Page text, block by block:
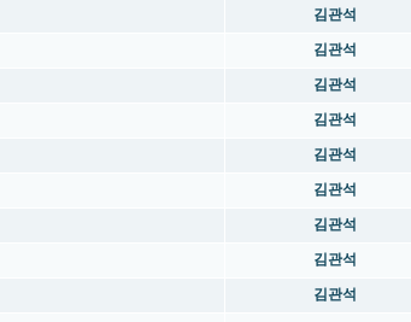
김관석
김관석
김관석
김관석
김관석
김관석
김관석
김관석
김관석